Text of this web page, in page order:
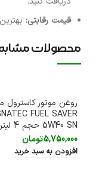
قیمت رقابتی:
محصولات
روغن موتور کاسترول
FUEL SAVER
5W40 SN حجم 4 لیتر
5,750,000تومان
افزودن به سبد خرید